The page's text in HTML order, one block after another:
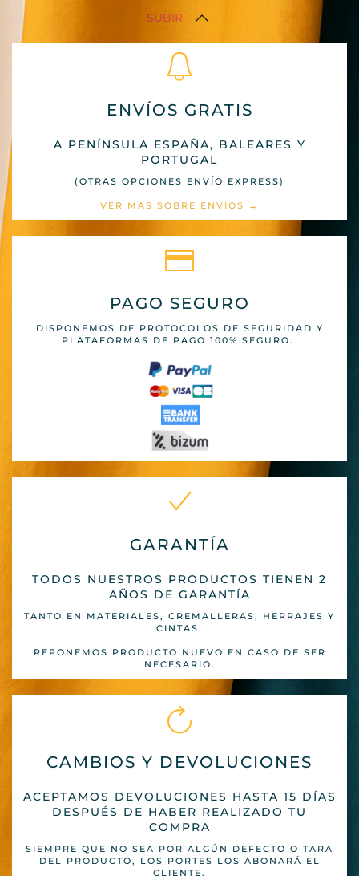
SUBIR
ENVÍOS GRATIS
A PENÍNSULA ESPAÑA, BALEARES Y
PORTUGAL
(OTRAS OPCIONES ENVÍO EXPRESS)
VER MÁS SOBRE ENVÍOS →
PAGO SEGURO
DISPONEMOS DE PROTOCOLOS DE SEGURIDAD Y
PLATAFORMAS DE PAGO 100% SEGURO.
GARANTÍA
TODOS NUESTROS PRODUCTOS TIENEN 2
AÑOS DE GARANTÍA
TANTO EN MATERIALES, CREMALLERAS, HERRAJES Y
CINTAS.
REPONEMOS PRODUCTO NUEVO EN CASO DE SER
NECESARIO.
CAMBIOS Y DEVOLUCIONES
ACEPTAMOS DEVOLUCIONES HASTA 15 DÍAS
DESPUÉS DE HABER REALIZADO TU
COMPRA
SIEMPRE QUE NO SEA POR ALGÚN DEFECTO O TARA
DEL PRODUCTO, LOS PORTES LOS ABONARÁ EL
CLIENTE.